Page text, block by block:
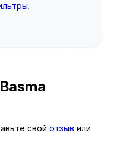
.
свой отзыв или